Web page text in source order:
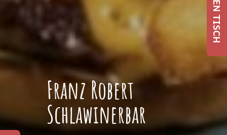
Franz Robert
Schlawinerbar